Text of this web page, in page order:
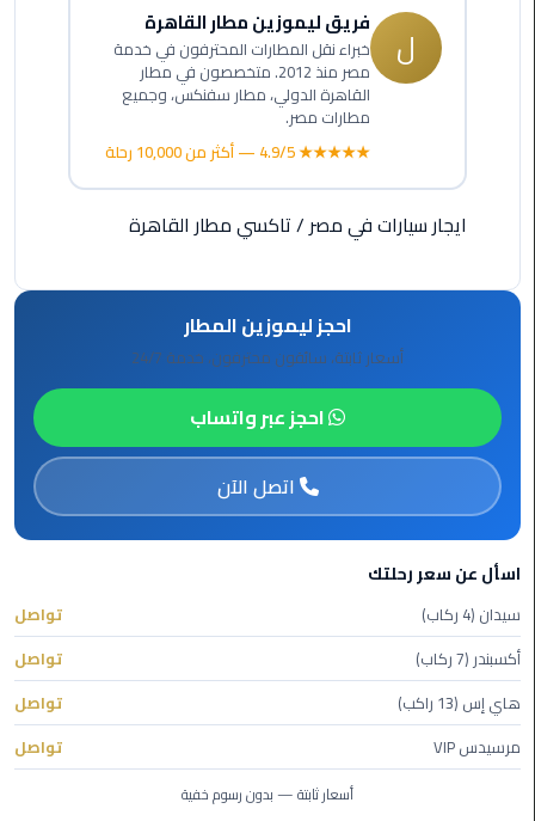
الاسكندريه
تاكسي
القاهرة
ليموزين
ليموزين
المطار
ليموزين
البحر
من
مطار
القاهرة
ليموزين
مطار
القاهرة
ل فريق ليموزين مطار القاهرة
خبراء نقل المطارات المحترفون في خدمة
مصر منذ 2012. متخصصون في مطار
القاهرة الدولي، مطار سفنكس، وجميع
مطارات مصر.
★★★★★ 4.9/5 — أكثر من 10,000 رحلة
ايجار سيارات في مصر/تاكسي مطار القاهرة
احجز ليموزين المطار
أسعار ثابتة، سائقون محترفون، خدمة 24/7
احجز عبر واتساب
اتصل الآن
اسأل عن سعر رحلتك
سيدان (4 ركاب)
تواصل
أكسبندر (7 ركاب)
تواصل
هاي إس (13 راكب)
تواصل
مرسيدس VIP
تواصل
أسعار ثابتة — بدون رسوم خفية